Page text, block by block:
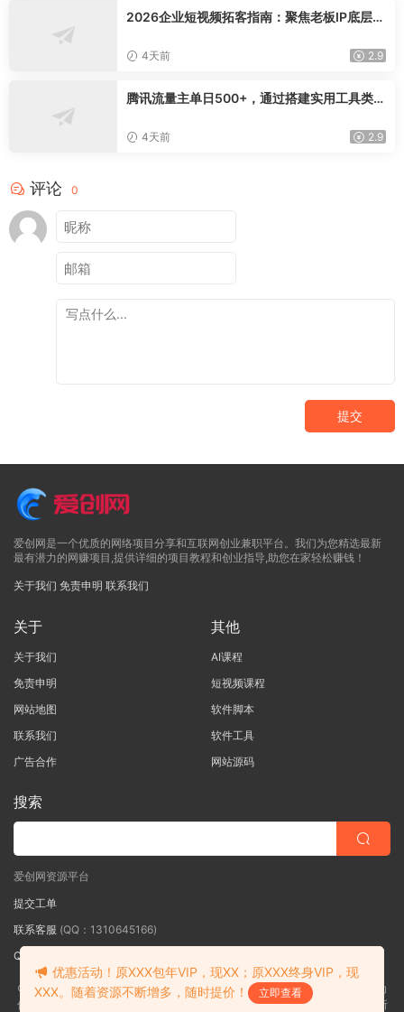
2026企业短视频拓客指南：聚焦老板IP底层逻
交完整获客链路
4天前 2.9
腾讯流量主单日500+，通过搭建实用工具类小
4天前 2.9
评论 0
提交
爱创网是一个优质的网络项目分享和互联网创业兼职平台。我们为您精选最新
最有潜力的网赚项目,提供详细的项目教程和创业指导,助您在家轻松赚钱！
关于我们 免责申明 联系我们
关于
关于我们
免责申明
网站地图
联系我们
广告合作
其他
AI课程
短视频课程
软件脚本
软件工具
网站源码
搜索
爱创网资源平台
提交工单
联系客服 (QQ：1310645166)
QQ群
©2018-2026爱创网网内容全部来自网络，版权争议与本站无关，如果您认为
侵犯了您的合法权益,请联系我们删除，并向所有持版权者致最深歉意！本站所
优惠活动！原XXX包年VIP，现XX；原XXX终身VIP，现
XXX。随着资源不断增多，随时提价！
立即查看